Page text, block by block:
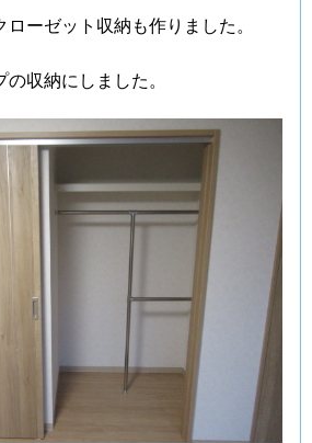
ーゼット収納も作りました。
収納にしました。